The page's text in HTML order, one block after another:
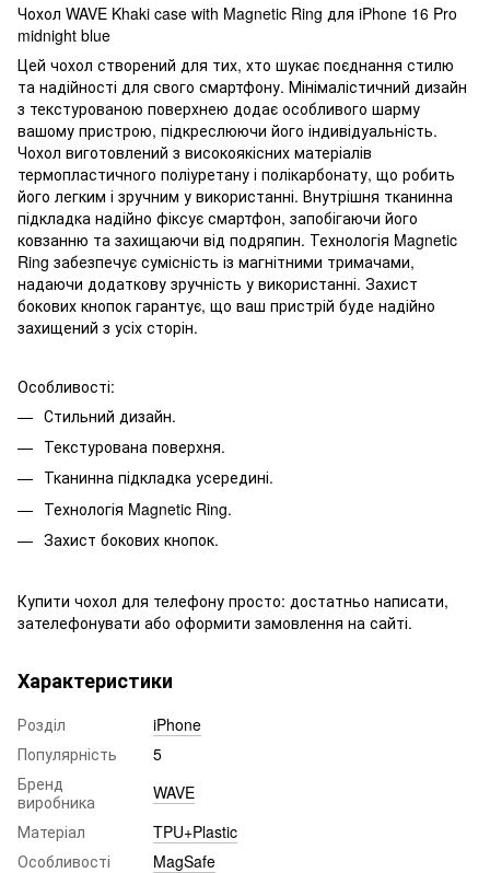
Чохол WAVE Khaki case with Magnetic Ring для iPhone 16 Pro
midnight blue
Цей чохол створений для тих, хто шукає поєднання стилю
та надійності для свого смартфону. Мінімалістичний дизайн
з текстурованою поверхнею додає особливого шарму
вашому пристрою, підкреслюючи його індивідуальність.
Чохол виготовлений з високоякісних матеріалів
термопластичного поліуретану і полікарбонату, що робить
його легким і зручним у використанні. Внутрішня тканинна
підкладка надійно фіксує смартфон, запобігаючи його
ковзанню та захищаючи від подряпин. Технологія Magnetic
Ring забезпечує сумісність із магнітними тримачами,
надаючи додаткову зручність у використанні. Захист
бокових кнопок гарантує, що ваш пристрій буде надійно
захищений з усіх сторін.
Особливості:
Стильний дизайн.
Текстурована поверхня.
Тканинна підкладка усередині.
Технологія Magnetic Ring.
Захист бокових кнопок.
Купити чохол для телефону просто: достатньо написати,
зателефонувати або оформити замовлення на сайті.
Характеристики
Розділ
iPhone
Популярність
5
Бренд
виробника
WAVE
Матеріал
TPU+Plastic
Особливості
MagSafe